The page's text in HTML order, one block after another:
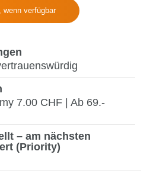
wenn verfügbar
7.00 CHF | Ab 69.-
– am nächsten
(Priority)